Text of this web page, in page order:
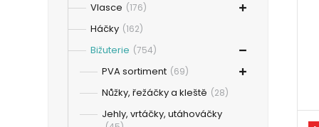
Vlasce (176)
Háčky (162)
Bižuterie (754)
PVA sortiment (69)
Nůžky, řežáčky a kleště (28)
Jehly, vrtáčky, utáhováčky